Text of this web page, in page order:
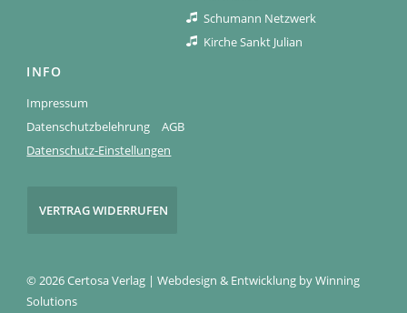
Schumann Netzwerk
Kirche Sankt Julian
INFO
Impressum
Datenschutzbelehrung
AGB
Datenschutz-Einstellungen
VERTRAG WIDERRUFEN
© 2026 Certosa Verlag | Webdesign & Entwicklung byWinning
Solutions